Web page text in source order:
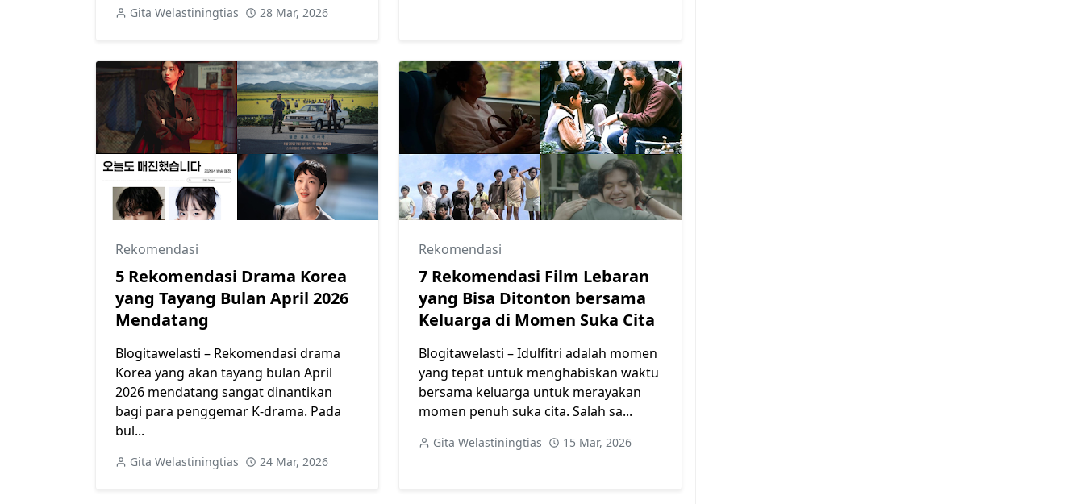
Gita Welastiningtias 28 Mar, 2026
Rekomendasi
5 Rekomendasi Drama Korea
yang Tayang Bulan April 2026
Mendatang
Blogitawelasti – Rekomendasi drama
Korea yang akan tayang bulan April
2026 mendatang sangat dinantikan
bagi para penggemar K-drama. Pada
bul...
Gita Welastiningtias 24 Mar, 2026
Rekomendasi
7 Rekomendasi Film Lebaran
yang Bisa Ditonton bersama
Keluarga di Momen Suka Cita
Blogitawelasti – Idulfitri adalah momen
yang tepat untuk menghabiskan waktu
bersama keluarga untuk merayakan
momen penuh suka cita. Salah sa...
Gita Welastiningtias 15 Mar, 2026